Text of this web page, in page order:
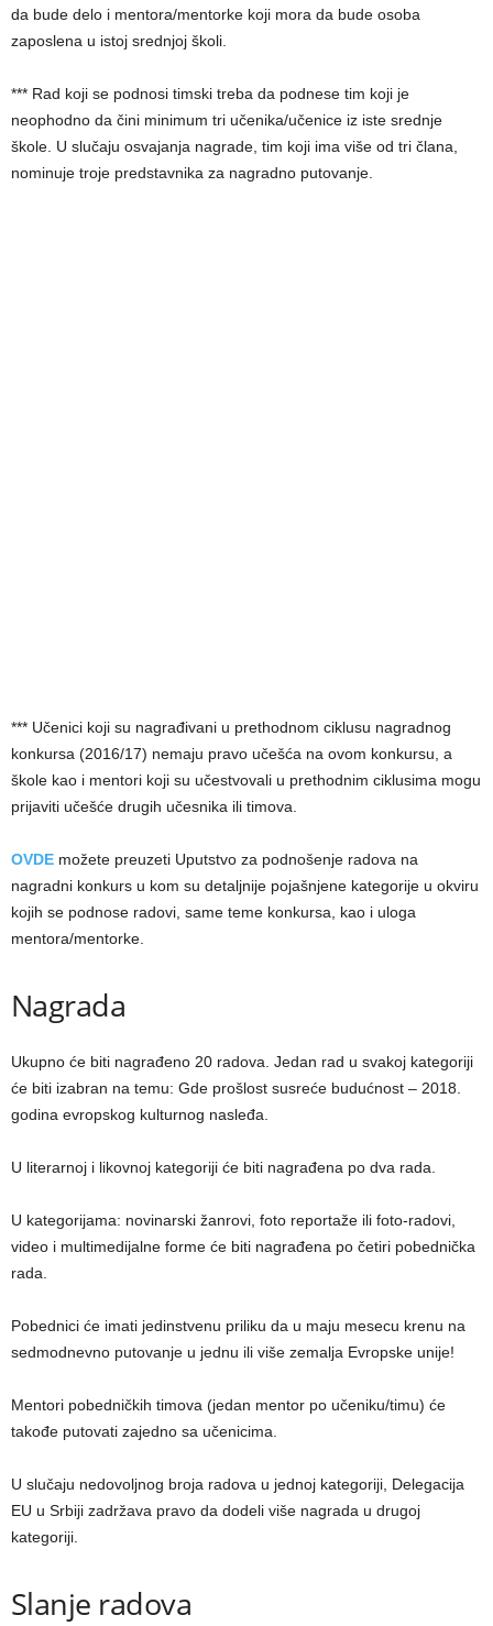
da bude delo i mentora/mentorke koji mora da bude osoba
zaposlena u istoj srednjoj školi.
*** Rad koji se podnosi timski treba da podnese tim koji je
neophodno da čini minimum tri učenika/učenice iz iste srednje
škole. U slučaju osvajanja nagrade, tim koji ima više od tri člana,
nominuje troje predstavnika za nagradno putovanje.
*** Učenici koji su nagrađivani u prethodnom ciklusu nagradnog
konkursa (2016/17) nemaju pravo učešća na ovom konkursu, a
škole kao i mentori koji su učestvovali u prethodnim ciklusima mogu
prijaviti učešće drugih učesnika ili timova.
OVDE možete preuzeti Uputstvo za podnošenje radova na
nagradni konkurs u kom su detaljnije pojašnjene kategorije u okviru
kojih se podnose radovi, same teme konkursa, kao i uloga
mentora/mentorke.
Nagrada
Ukupno će biti nagrađeno 20 radova. Jedan rad u svakoj kategoriji
će biti izabran na temu: Gde prošlost susreće budućnost – 2018.
godina evropskog kulturnog nasleđa.
U literarnoj i likovnoj kategoriji će biti nagrađena po dva rada.
U kategorijama: novinarski žanrovi, foto reportaže ili foto-radovi,
video i multimedijalne forme će biti nagrađena po četiri pobednička
rada.
Pobednici će imati jedinstvenu priliku da u maju mesecu krenu na
sedmodnevno putovanje u jednu ili više zemalja Evropske unije!
Mentori pobedničkih timova (jedan mentor po učeniku/timu) će
takođe putovati zajedno sa učenicima.
U slučaju nedovoljnog broja radova u jednoj kategoriji, Delegacija
EU u Srbiji zadržava pravo da dodeli više nagrada u drugoj
kategoriji.
Slanje radova